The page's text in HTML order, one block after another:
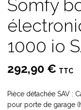
Somfy
1000 io
292,90 € TTC
Pièce détachée SAV :
pour porte de garage